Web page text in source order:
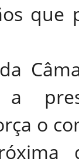
que
a
o